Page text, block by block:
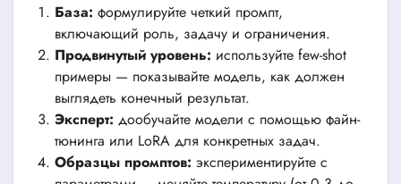
База: формулируйте четкий промпт,
включающий роль, задачу и ограничения.
Продвинутый уровень: используйте few-shot
примеры — показывайте модель, как должен
выглядеть конечный результат.
Эксперт: дообучайте модели с помощью файн-
тюнинга или LoRA для конкретных задач.
Образцы промптов: экспериментируйте с